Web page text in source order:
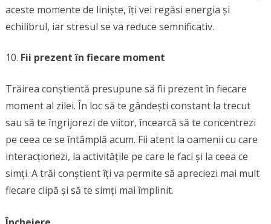
aceste momente de liniște, îți vei regăsi energia și
echilibrul, iar stresul se va reduce semnificativ.
Fii prezent în fiecare moment
Trăirea conștientă presupune să fii prezent în fiecare
moment al zilei. În loc să te gândești constant la trecut
sau să te îngrijorezi de viitor, încearcă să te concentrezi
pe ceea ce se întâmplă acum. Fii atent la oamenii cu care
interacționezi, la activitățile pe care le faci și la ceea ce
simți. A trăi conștient îți va permite să apreciezi mai mult
fiecare clipă și să te simți mai împlinit.